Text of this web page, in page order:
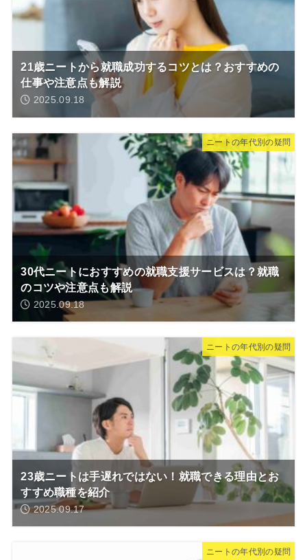
21歳ニートから就職成功するコツとは？おすすめの
仕事や注意点も解説
2025.09.18
ニートの年代別の疑問
30代ニートにおすすめの就職支援サービスは？就職
のコツや注意点も解説
2025.09.18
ニートの年代別の疑問
23歳ニートは手遅れではない！就職できる理由とお
すすめ職種を紹介
2025.09.17
ニートの年代別の疑問